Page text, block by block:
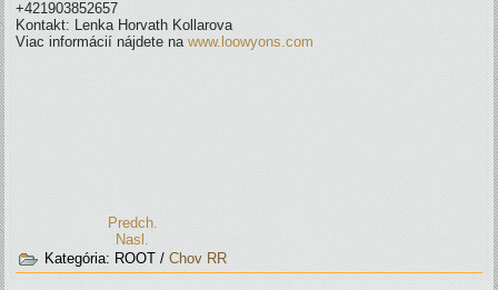
+421903852657
Kontakt: Lenka Horvath Kollarova
Viac informácií nájdete nawww.loowyons.com
Predch.
Nasl.
Kategória: ROOT /Chov RR